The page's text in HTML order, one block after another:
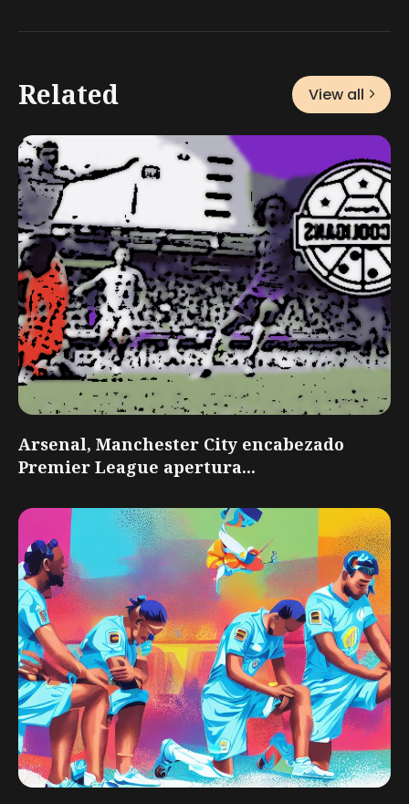
Related View all
Arsenal, Manchester City encabezado
Premier League apertura...